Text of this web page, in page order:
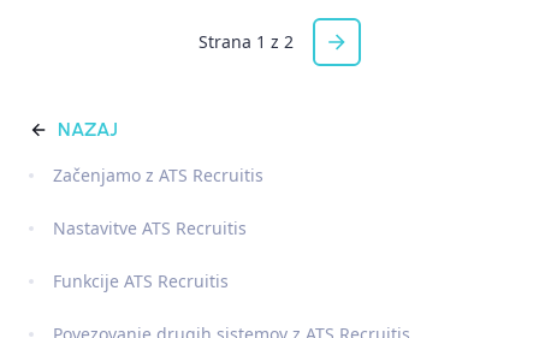
Strana 1 z 2
NAZAJ
Začenjamo z ATS Recruitis
Nastavitve ATS Recruitis
Funkcije ATS Recruitis